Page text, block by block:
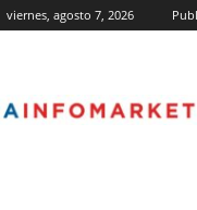
viernes, agosto 7, 2026